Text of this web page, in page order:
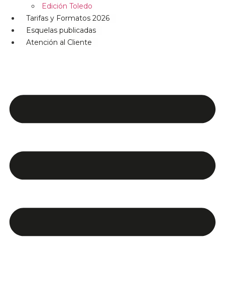
Edición Toledo
Tarifas y Formatos 2026
Esquelas publicadas
Atención al Cliente